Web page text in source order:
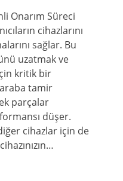
Onarım Süreci
cihazlarını
sağlar. Bu
uzatmak ve
kritik bir
tamir
parçalar
düşer.
cihazlar için de